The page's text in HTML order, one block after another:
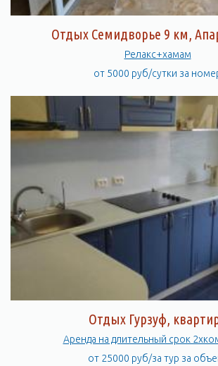
Отдых Семидворье 9 км,
Релакс+хамам
от 5000 руб/сутки за
Отдых Гурзуф,
Аренда на длительный срок
от 25000 руб/за тур за